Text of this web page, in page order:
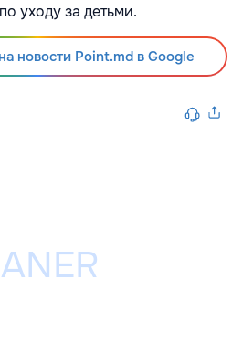
уходу за детьми.
новости Point.md в Google